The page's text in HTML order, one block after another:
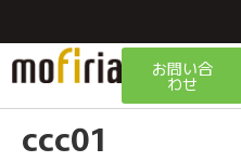
お問い合
わせ
ccc01